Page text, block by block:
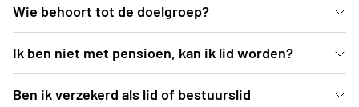
[Invullen]
Wie behoort tot de doelgroep?
[Invullen]
Ik ben niet met pensioen, kan ik lid worden?
[Invullen]
Ben ik verzekerd als lid of bestuurslid